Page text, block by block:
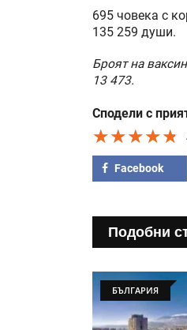
695 човека с
135 259 души.
Броят на
13 473.
Сподели с
★★★★★
★★★★★
★★★★★
Facebook
Подобни
БЪЛГАРИЯ